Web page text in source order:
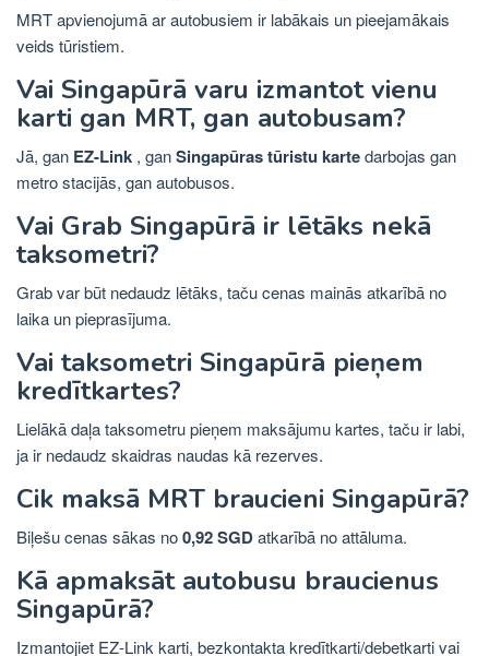
MRT apvienojumā ar autobusiem ir labākais un pieejamākais
veids tūristiem.
Vai Singapūrā varu izmantot vienu
karti gan MRT, gan autobusam?
Jā, gan EZ-Link , ganSingapūras tūristu kartedarbojas gan
metro stacijās, gan autobusos.
Vai Grab Singapūrā ir lētāks nekā
taksometri?
Grab var būt nedaudz lētāks, taču cenas mainās atkarībā no
laika un pieprasījuma.
Vai taksometri Singapūrā pieņem
kredītkartes?
Lielākā daļa taksometru pieņem maksājumu kartes, taču ir labi,
ja ir nedaudz skaidras naudas kā rezerves.
Cik maksā MRT braucieni Singapūrā?
Biļešu cenas sākas no0,92 SGDatkarībā no attāluma.
Kā apmaksāt autobusu braucienus
Singapūrā?
Izmantojiet EZ-Link karti, bezkontakta kredītkarti/debetkarti vai